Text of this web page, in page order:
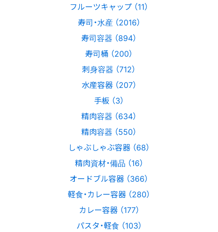
フルーツキャップ （11）
寿司・水産 （2016）
寿司容器 （894）
寿司桶 （200）
刺身容器 （712）
水産容器 （207）
手板 （3）
精肉容器 （634）
精肉容器 （550）
しゃぶしゃぶ容器 （68）
精肉資材・備品 （16）
オードブル容器 （366）
軽食・カレー容器 （280）
カレー容器 （177）
パスタ・軽食 （103）